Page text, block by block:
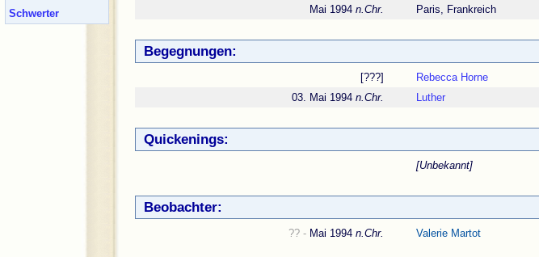
Mai 1994 n.Chr. Paris, Frankreich
Begegnungen:
[???] Rebecca Horne
03. Mai 1994 n.Chr. Luther
Quickenings:
[Unbekannt]
Beobachter:
?? - Mai 1994 n.Chr. Valerie Martot
Schwerter